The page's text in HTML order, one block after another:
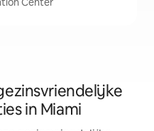
in Miami